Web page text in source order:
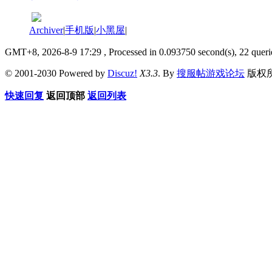
Archiver|手机版|小黑屋|
GMT+8, 2026-8-9 17:29 , Processed in 0.093750 second(s), 22
© 2001-2030 Powered by Discuz! X3.3. By 搜服帖游戏论坛 版权
快速回复 返回顶部 返回列表